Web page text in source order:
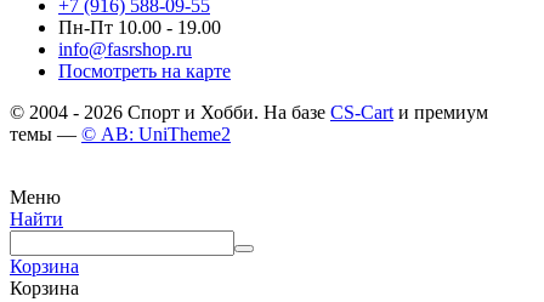
+7 (916) 588-09-55
Пн-Пт 10.00 - 19.00
info@fasrshop.ru
Посмотреть на карте
© 2004 - 2026 Спорт и Хобби. На базе CS-Cart и премиум
темы — © AB: UniTheme2
Меню
Найти
Корзина
Корзина